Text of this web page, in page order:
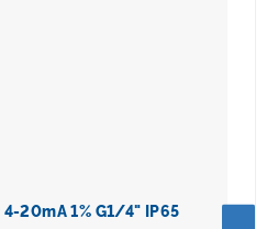
20mA 1% G1/4" IP65